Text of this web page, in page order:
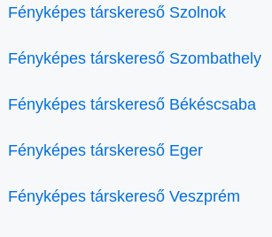
Fényképes társkereső Szolnok
Fényképes társkereső Szombathely
Fényképes társkereső Békéscsaba
Fényképes társkereső Eger
Fényképes társkereső Veszprém